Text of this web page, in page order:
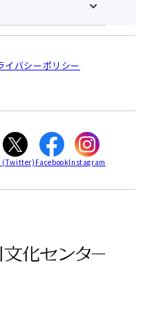
順
問
犬山
大垣
イバシーポリシー
(Twitter) FacebookInstagram